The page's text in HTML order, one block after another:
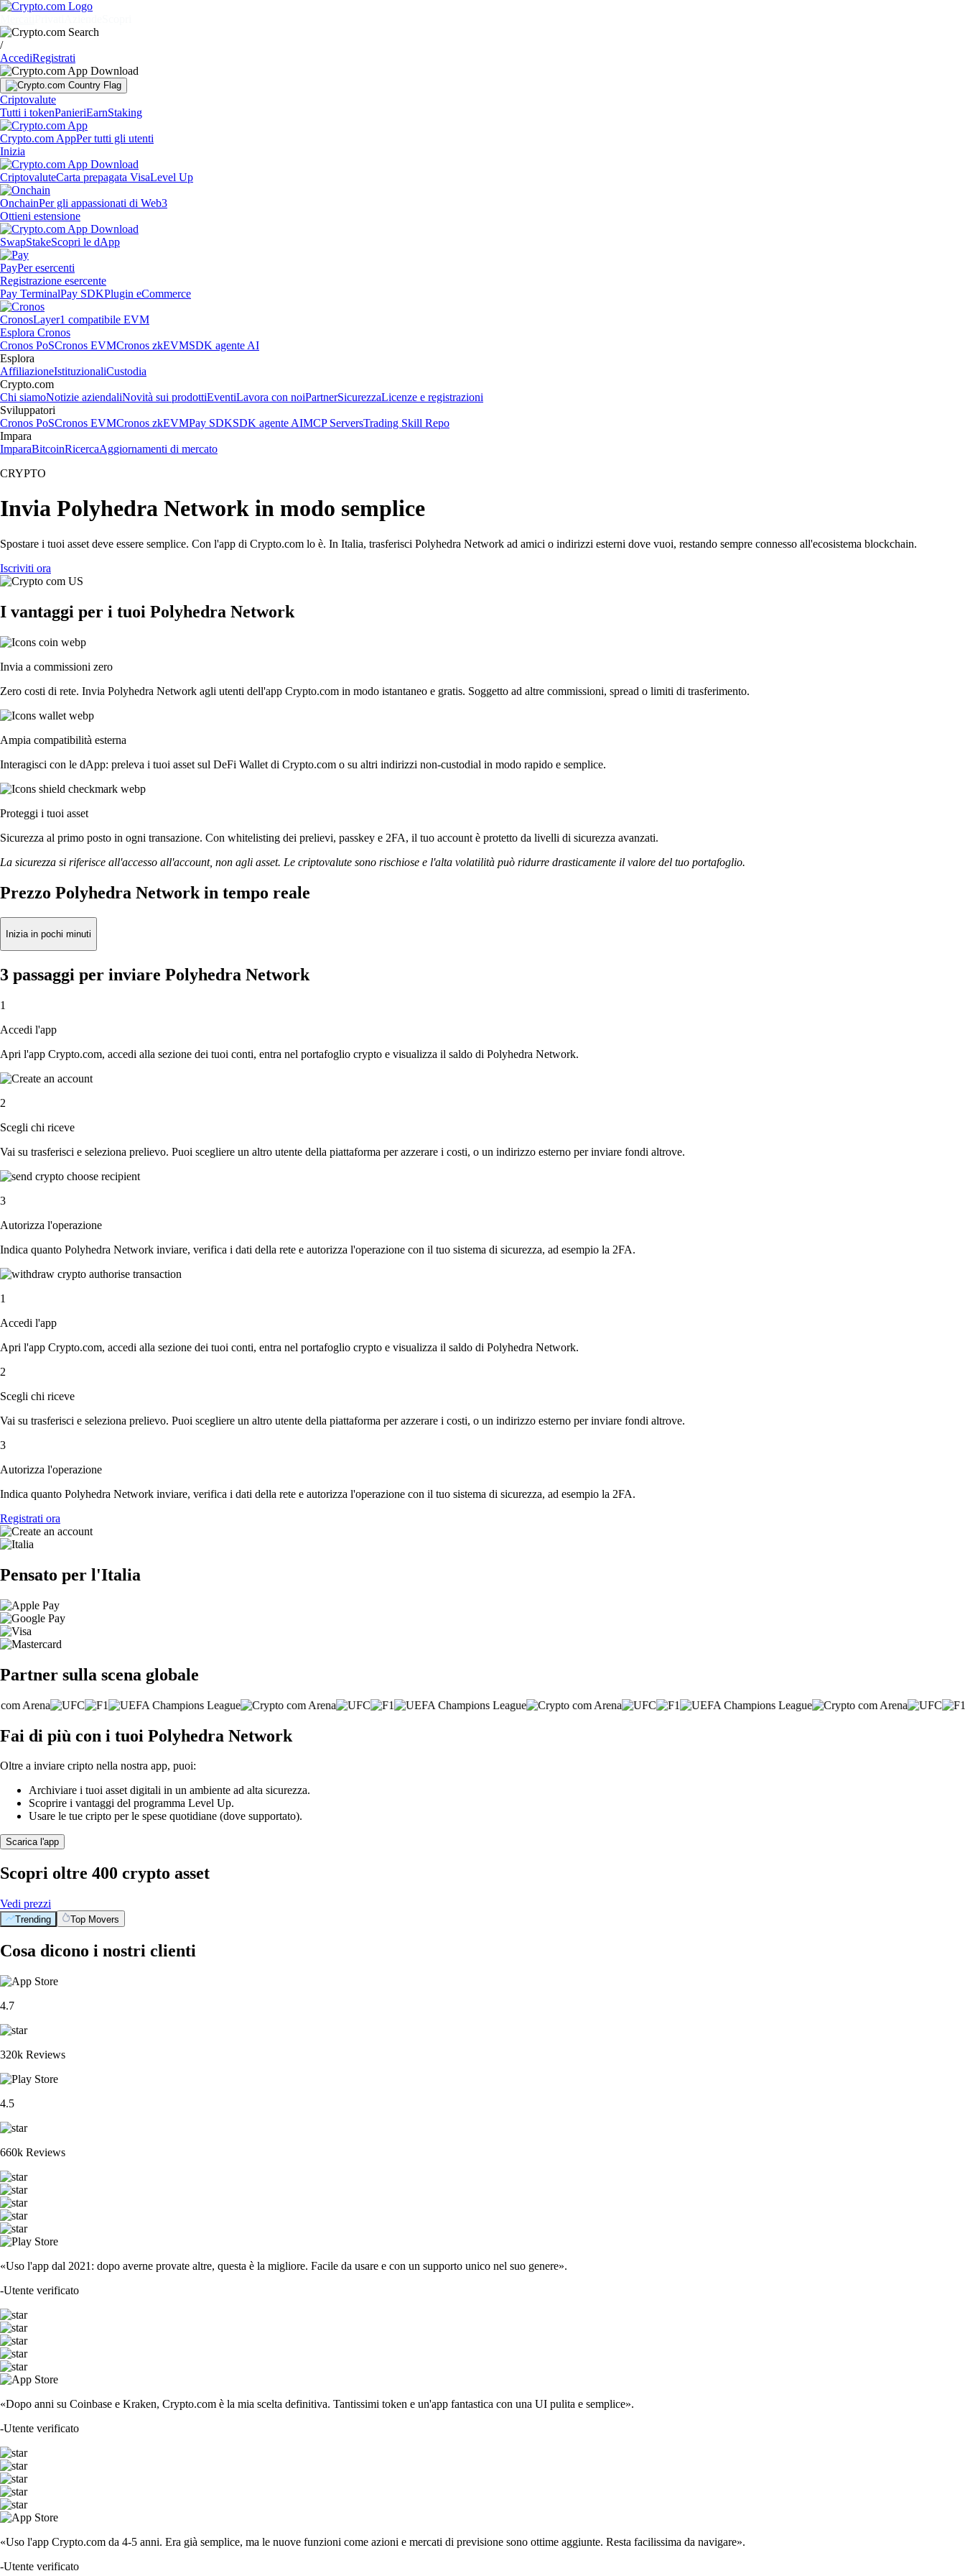
/
AccediRegistrati
Criptovalute
Tutti i tokenPanieriEarnStaking
Crypto.com AppPer tutti gli utenti
Inizia
CriptovaluteCarta prepagata VisaLevel Up
OnchainPer gli appassionati di Web3
Ottieni estensione
SwapStakeScopri le dApp
PayPer esercenti
Registrazione esercente
Pay TerminalPay SDKPlugin eCommerce
CronosLayer1 compatibile EVM
Esplora Cronos
Cronos PoSCronos EVMCronos zkEVMSDK agente AI
Esplora
AffiliazioneIstituzionaliCustodia
Crypto.com
Chi siamoNotizie aziendaliNovità sui prodottiEventiLavora con noiPartnerSicurezzaLicenze e registrazioni
Sviluppatori
Cronos PoSCronos EVMCronos zkEVMPay SDKSDK agente AIMCP ServersTrading Skill Repo
Impara
ImparaBitcoinRicercaAggiornamenti di mercato
CRYPTO
Invia Polyhedra Network in modo semplice
Spostare i tuoi asset deve essere semplice. Con l'app di Crypto.com lo è. In Italia, trasferisci Polyhedra Network ad amici o indirizzi esterni dove vuoi, restando sempre connesso all'ecosistema blockchain.
Iscriviti ora
I vantaggi per i tuoi Polyhedra Network
Invia a commissioni zero
Zero costi di rete. Invia Polyhedra Network agli utenti dell'app Crypto.com in modo istantaneo e gratis. Soggetto ad altre commissioni, spread o limiti di trasferimento.
Ampia compatibilità esterna
Interagisci con le dApp: preleva i tuoi asset sul DeFi Wallet di Crypto.com o su altri indirizzi non-custodial in modo rapido e semplice.
Proteggi i tuoi asset
Sicurezza al primo posto in ogni transazione. Con whitelisting dei prelievi, passkey e 2FA, il tuo account è protetto da livelli di sicurezza avanzati.
La sicurezza si riferisce all'accesso all'account, non agli asset. Le criptovalute sono rischiose e l'alta volatilità può ridurre drasticamente il valore del tuo portafoglio.
Prezzo Polyhedra Network in tempo reale
Inizia in pochi minuti
3 passaggi per inviare Polyhedra Network
1
Accedi l'app
Apri l'app Crypto.com, accedi alla sezione dei tuoi conti, entra nel portafoglio crypto e visualizza il saldo di Polyhedra Network.
2
Scegli chi riceve
Vai su trasferisci e seleziona prelievo. Puoi scegliere un altro utente della piattaforma per azzerare i costi, o un indirizzo esterno per inviare fondi altrove.
3
Autorizza l'operazione
Indica quanto Polyhedra Network inviare, verifica i dati della rete e autorizza l'operazione con il tuo sistema di sicurezza, ad esempio la 2FA.
1
Accedi l'app
Apri l'app Crypto.com, accedi alla sezione dei tuoi conti, entra nel portafoglio crypto e visualizza il saldo di Polyhedra Network.
2
Scegli chi riceve
Vai su trasferisci e seleziona prelievo. Puoi scegliere un altro utente della piattaforma per azzerare i costi, o un indirizzo esterno per inviare fondi altrove.
3
Autorizza l'operazione
Indica quanto Polyhedra Network inviare, verifica i dati della rete e autorizza l'operazione con il tuo sistema di sicurezza, ad esempio la 2FA.
Registrati ora
Pensato per l'Italia
Partner sulla scena globale
Fai di più con i tuoi Polyhedra Network
Oltre a inviare cripto nella nostra app, puoi:
Archiviare i tuoi asset digitali in un ambiente ad alta sicurezza.
Scoprire i vantaggi del programma Level Up.
Usare le tue cripto per le spese quotidiane (dove supportato).
Scarica l'app
Scopri oltre 400 crypto asset
Vedi prezzi
Trending Top Movers
Cosa dicono i nostri clienti
4.7
320k Reviews
4.5
660k Reviews
«Uso l'app dal 2021: dopo averne provate altre, questa è la migliore. Facile da usare e con un supporto unico nel suo genere».
-Utente verificato
«Dopo anni su Coinbase e Kraken, Crypto.com è la mia scelta definitiva. Tantissimi token e un'app fantastica con una UI pulita e semplice».
-Utente verificato
«Uso l'app Crypto.com da 4-5 anni. Era già semplice, ma le nuove funzioni come azioni e mercati di previsione sono ottime aggiunte. Resta facilissima da navigare».
-Utente verificato